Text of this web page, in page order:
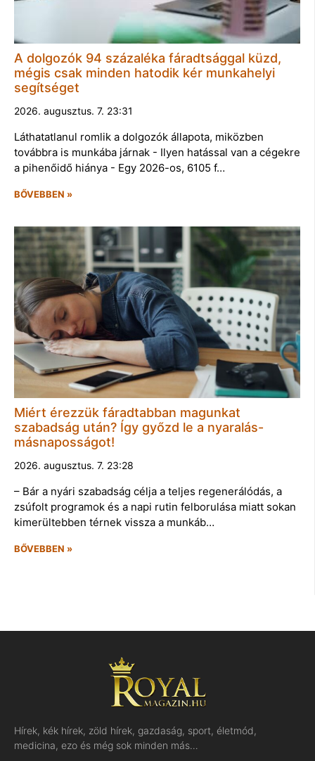
A dolgozók 94 százaléka fáradtsággal küzd,
mégis csak minden hatodik kér munkahelyi
segítséget
2026. augusztus. 7. 23:31
Láthatatlanul romlik a dolgozók állapota, miközben
továbbra is munkába járnak - Ilyen hatással van a cégekre
a pihenőidő hiánya - Egy 2026-os, 6105 f…
BŐVEBBEN »
Miért érezzük fáradtabban magunkat
szabadság után? Így győzd le a nyaralás-
másnaposságot!
2026. augusztus. 7. 23:28
– Bár a nyári szabadság célja a teljes regenerálódás, a
zsúfolt programok és a napi rutin felborulása miatt sokan
kimerültebben térnek vissza a munkáb…
BŐVEBBEN »
Hírek, kék hírek, zöld hírek, gazdaság, sport, életmód,
medicina, ezo és még sok minden más…